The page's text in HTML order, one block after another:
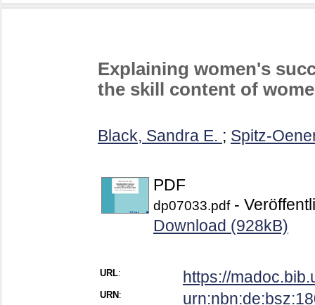
Explaining women's
the skill content of
Black, Sandra E. ; Spitz-
PDF
dp07033.pdf-
Download (928kB)
URL: https://
URN :